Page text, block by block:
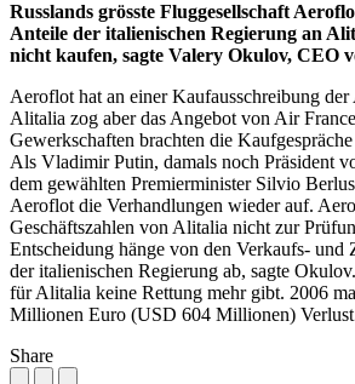
Russlands grösste Fluggesellschaft
Anteile der italienischen Regierung an
nicht kaufen, sagte Valery Okulov, CEO
Aeroflot hat an einer Kaufausschreibung
Alitalia zog aber das Angebot von Air
Gewerkschaften brachten die
Als Vladimir Putin, damals noch Präsident
dem gewählten Premierminister Silvio
Aeroflot die Verhandlungen wieder auf.
Geschäftszahlen von Alitalia nicht zur
Entscheidung hänge von den Verkaufs- und
der italienischen Regierung ab, sagte
für Alitalia keine Rettung mehr gibt. 2006
Millionen Euro (USD 604 Millionen)
Share